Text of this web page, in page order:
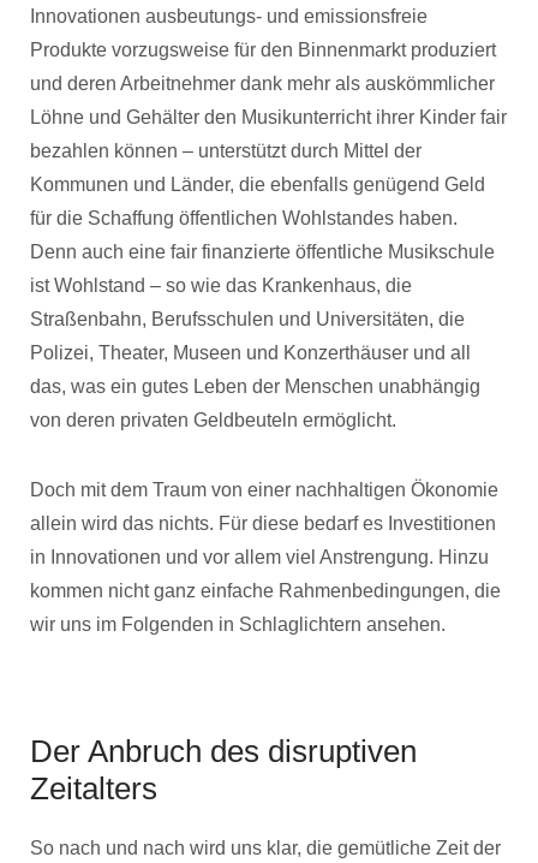
Innovationen ausbeutungs- und emissionsfreie
Produkte vorzugsweise für den Binnenmarkt produziert
und deren Arbeitnehmer dank mehr als auskömmlicher
Löhne und Gehälter den Musikunterricht ihrer Kinder fair
bezahlen können – unterstützt durch Mittel der
Kommunen und Länder, die ebenfalls genügend Geld
für die Schaffung öffentlichen Wohlstandes haben.
Denn auch eine fair finanzierte öffentliche Musikschule
ist Wohlstand – so wie das Krankenhaus, die
Straßenbahn, Berufsschulen und Universitäten, die
Polizei, Theater, Museen und Konzerthäuser und all
das, was ein gutes Leben der Menschen unabhängig
von deren privaten Geldbeuteln ermöglicht.
Doch mit dem Traum von einer nachhaltigen Ökonomie
allein wird das nichts. Für diese bedarf es Investitionen
in Innovationen und vor allem viel Anstrengung. Hinzu
kommen nicht ganz einfache Rahmenbedingungen, die
wir uns im Folgenden in Schlaglichtern ansehen.
Der Anbruch des disruptiven
Zeitalters
So nach und nach wird uns klar, die gemütliche Zeit der